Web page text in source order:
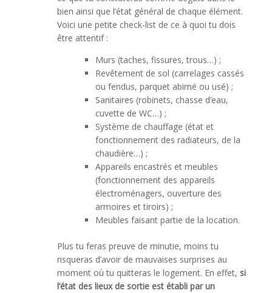
bien ainsi que l’état général de chaque élément.
Voici une petite check-list de ce à quoi tu dois
être attentif :
Murs (taches, fissures, trous…) ;
Revêtement de sol (carrelages cassés
ou fendus, parquet abimé ou usé) ;
Sanitaires (robinets, chasse d’eau,
cuvette de WC…) ;
Système de chauffage (état et
fonctionnement des radiateurs, de la
chaudière…) ;
Appareils encastrés et meubles
(fonctionnement des appareils
électroménagers, ouverture des
armoires et tiroirs) ;
Meubles faisant partie de la location.
Plus tu feras preuve de minutie, moins tu
risqueras d’avoir de mauvaises surprises au
moment où tu quitteras le logement. En effet, si
l’état des lieux de sortie est établi par un